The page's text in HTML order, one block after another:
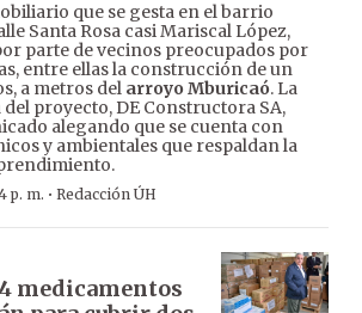
que se gesta en el barrio
Santa Rosa casi Mariscal López,
parte de vecinos preocupados por
entre ellas la construcción de un
a metros del arroyo Mburicaó. La
proyecto, DE Constructora SA,
alegando que se cuenta con
y ambientales que respaldan la
p. m. · Redacción ÚH
medicamentos